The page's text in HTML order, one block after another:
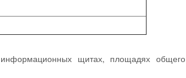
щитах, площадях общего